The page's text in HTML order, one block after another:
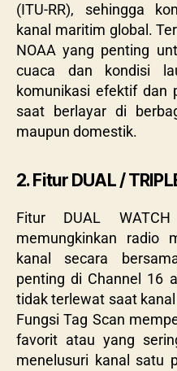
(ITU-RR), sehingga
kanal maritim global.
NOAA yang penting
cuaca dan kondisi
komunikasi efektif dan
saat berlayar di
maupun domestik.
2. Fitur DUAL /
Fitur DUAL
memungkinkan radio
kanal secara
penting di Channel 16
tidak terlewat saat
Fungsi Tag Scan
favorit atau yang
menelusuri kanal satu